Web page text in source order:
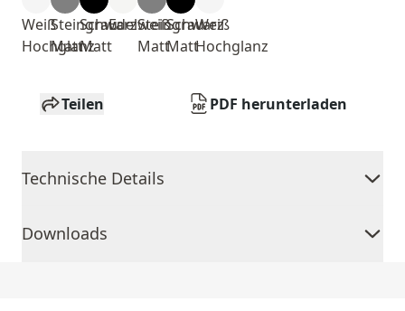
Weiß
Hochglanz
Steingrau
Matt
Schwarz
Matt
EdelweißSteingrau
Matt
Schwarz
Matt
Weiß
Hochglanz
Teilen PDF herunterladen
Technische Details
Downloads